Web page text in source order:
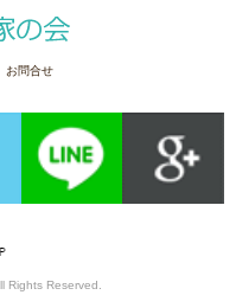
お問合せ
Rights Reserved.